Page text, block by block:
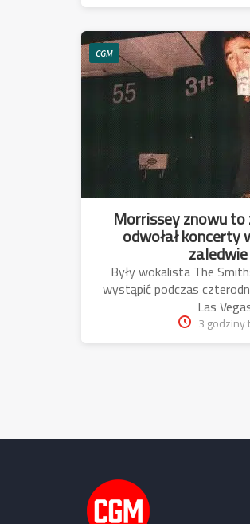
CGM
Morrissey znowu to
odwołał koncerty
Były wokalista The
wystąpić podczas
Las
3 godziny